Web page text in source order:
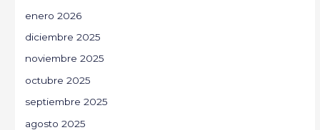
enero 2026
diciembre 2025
noviembre 2025
octubre 2025
septiembre 2025
agosto 2025